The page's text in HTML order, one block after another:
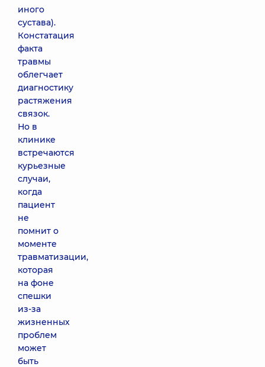
иного
сустава).
Констатация
факта
травмы
облегчает
диагностику
растяжения
связок.
Но в
клинике
встречаются
курьезные
случаи,
когда
пациент
не
помнит о
моменте
травматизации,
которая
на фоне
спешки
из-за
жизненных
проблем
может
быть